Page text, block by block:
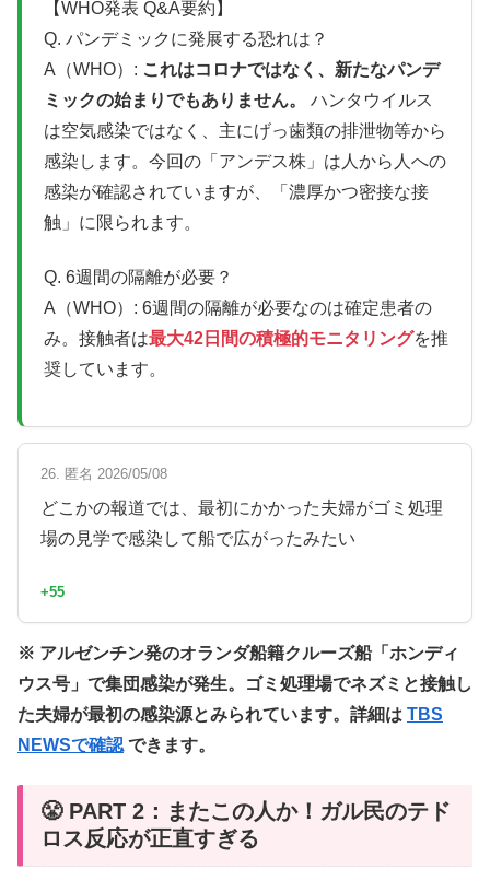
【WHO発表 Q&A要約】
Q. パンデミックに発展する恐れは？
A（WHO）: これはコロナではなく、新たなパンデ
ミックの始まりでもありません。
ハンタウイルス
は空気感染ではなく、主にげっ歯類の排泄物等から
感染します。今回の「アンデス株」は人から人への
感染が確認されていますが、「濃厚かつ密接な接
触」に限られます。
Q. 6週間の隔離が必要？
A（WHO）: 6週間の隔離が必要なのは確定患者の
み。接触者は最大42日間の積極的モニタリングを推
奨しています。
26. 匿名 2026/05/08
どこかの報道では、最初にかかった夫婦がゴミ処理
場の見学で感染して船で広がったみたい
+55
※ アルゼンチン発のオランダ船籍クルーズ船「ホンディ
ウス号」で集団感染が発生。ゴミ処理場でネズミと接触し
た夫婦が最初の感染源とみられています。詳細は TBS
NEWSで確認 できます。
😤 PART 2：またこの人か！ガル民のテド
ロス反応が正直すぎる